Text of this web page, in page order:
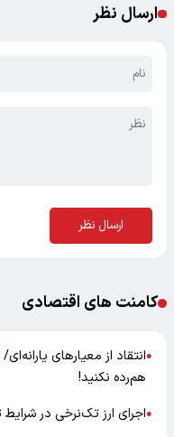
ارسال نظر
ارسال نظر
کامنت های اقتصادی
●انتقاد از معیارهای
هم‌رده نکنید!
●اجرای ارز تک‌نرخی در